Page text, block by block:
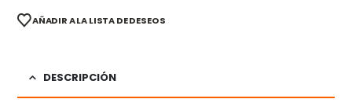
AÑADIR A LA LISTA DE DESEOS
DESCRIPCIÓN